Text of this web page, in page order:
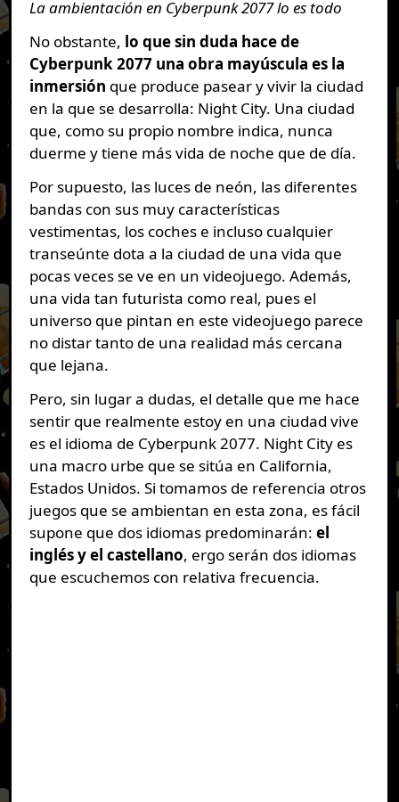
La ambientación en Cyberpunk 2077 lo es todo
No obstante, lo que sin duda hace de
Cyberpunk 2077 una obra mayúscula es la
inmersión que produce pasear y vivir la ciudad
en la que se desarrolla: Night City. Una ciudad
que, como su propio nombre indica, nunca
duerme y tiene más vida de noche que de día.
Por supuesto, las luces de neón, las diferentes
bandas con sus muy características
vestimentas, los coches e incluso cualquier
transeúnte dota a la ciudad de una vida que
pocas veces se ve en un videojuego. Además,
una vida tan futurista como real, pues el
universo que pintan en este videojuego parece
no distar tanto de una realidad más cercana
que lejana.
Pero, sin lugar a dudas, el detalle que me hace
sentir que realmente estoy en una ciudad vive
es el idioma de Cyberpunk 2077. Night City es
una macro urbe que se sitúa en California,
Estados Unidos. Si tomamos de referencia otros
juegos que se ambientan en esta zona, es fácil
supone que dos idiomas predominarán: el
inglés y el castellano, ergo serán dos idiomas
que escuchemos con relativa frecuencia.